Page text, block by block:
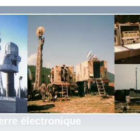
électronique